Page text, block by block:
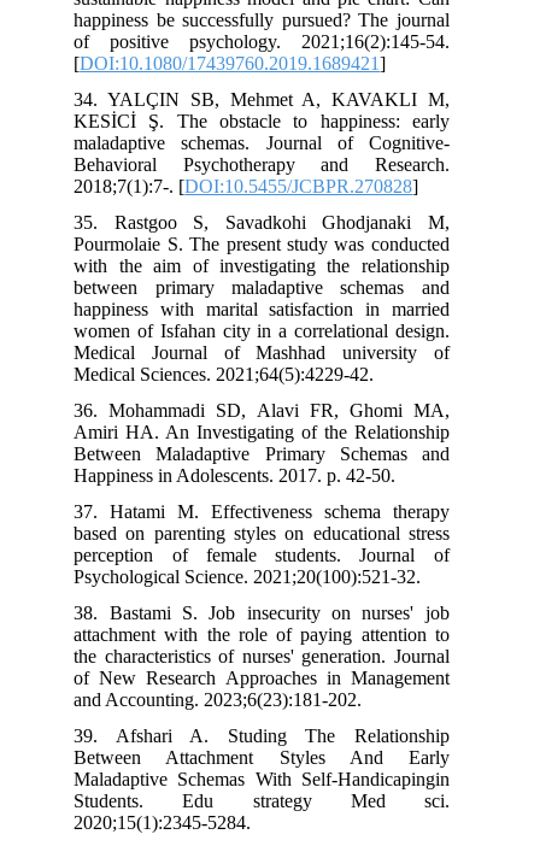
happiness be successfully pursued? The journal
of positive psychology. 2021;16(2):145-54.
[DOI:10.1080/17439760.2019.1689421
34. YALÇIN SB, Mehmet A, KAVAKLI M,
KESİCİ Ş. The obstacle to happiness: early
maladaptive schemas. Journal of Cognitive-
Behavioral Psychotherapy and Research.
2018;7(1):7-. [DOI:10.5455/JCBPR.270828
35. Rastgoo S, Savadkohi Ghodjanaki M,
Pourmolaie S. The present study was conducted
with the aim of investigating the relationship
between primary maladaptive schemas and
happiness with marital satisfaction in married
women of Isfahan city in a correlational design.
Medical Journal of Mashhad university of
Medical Sciences. 2021;64(5):4229-42.
36. Mohammadi SD, Alavi FR, Ghomi MA,
Amiri HA. An Investigating of the Relationship
Between Maladaptive Primary Schemas and
Happiness in Adolescents. 2017. p. 42-50.
37. Hatami M. Effectiveness schema therapy
based on parenting styles on educational stress
perception of female students. Journal of
Psychological Science. 2021;20(100):521-32.
38. Bastami S. Job insecurity on nurses' job
attachment with the role of paying attention to
the characteristics of nurses' generation. Journal
of New Research Approaches in Management
and Accounting. 2023;6(23):181-202.
39. Afshari A. Studing The Relationship
Between Attachment Styles And Early
Maladaptive Schemas With Self-Handicapingin
Students. Edu strategy Med sci.
2020;15(1):2345-5284.